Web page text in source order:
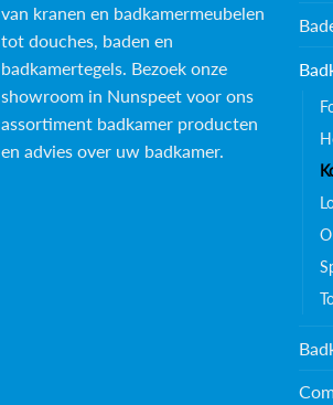
van kranen en badkamermeubelen
tot douches, baden en
badkamertegels . Bezoek onze
showroom in Nunspeet voor ons
assortiment badkamer producten
en advies over uw badkamer.